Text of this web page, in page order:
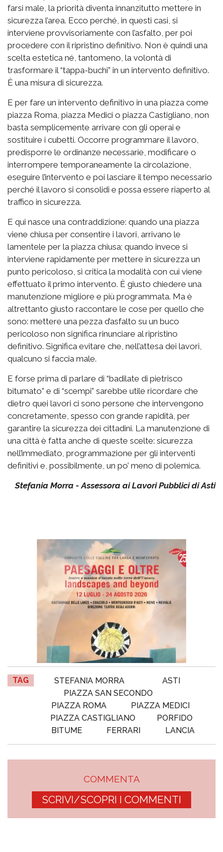
farsi male, la priorità diventa innanzitutto mettere in
sicurezza l’area. Ecco perché, in questi casi, si
interviene provvisoriamente con l’asfalto, per poi
procedere con il ripristino definitivo. Non è quindi una
scelta estetica né, tantomeno, la volontà di
trasformare il “tappa-buchi” in un intervento definitivo.
È una misura di sicurezza.
E per fare un intervento definitivo in una piazza come
piazza Roma, piazza Medici o piazza Castigliano, non
basta semplicemente arrivare con gli operai e
sostituire i cubetti. Occorre programmare il lavoro,
predisporre le ordinanze necessarie, modificare o
interrompere temporaneamente la circolazione,
eseguire l’intervento e poi lasciare il tempo necessario
perché il lavoro si consolidi e possa essere riaperto al
traffico in sicurezza.
E qui nasce una contraddizione: quando una piazza
viene chiusa per consentire i lavori, arrivano le
lamentele per la piazza chiusa; quando invece si
interviene rapidamente per mettere in sicurezza un
punto pericoloso, si critica la modalità con cui viene
effettuato il primo intervento. È giusto chiedere una
manutenzione migliore e più programmata. Ma è
altrettanto giusto raccontare le cose per quello che
sono: mettere una pezza d’asfalto su un buco
pericoloso non significa rinunciare al ripristino
definitivo. Significa evitare che, nell’attesa dei lavori,
qualcuno si faccia male.
E forse prima di parlare di “badilate di pietrisco
bitumato” e di “scempi” sarebbe utile ricordare che
dietro quei lavori ci sono persone che intervengono
concretamente, spesso con grande rapidità, per
garantire la sicurezza dei cittadini. La manutenzione di
una città è fatta anche di queste scelte: sicurezza
nell’immediato, programmazione per gli interventi
definitivi e, possibilmente, un po’ meno di polemica.
Stefania Morra - Assessora ai Lavori Pubblici di Asti
TAG STEFANIA MORRA
ASTI
PIAZZA SAN SECONDO
PIAZZA ROMA
PIAZZA MEDICI
PIAZZA CASTIGLIANO
PORFIDO
BITUME
FERRARI LANCIA
COMMENTA
SCRIVI/SCOPRI I COMMENTI